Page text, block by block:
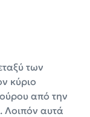
των
κύριο
από την
Λοιπόν αυτά